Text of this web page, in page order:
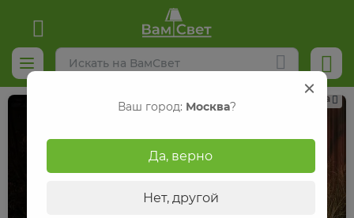
Реклама
Ваш город: Москва?
Да, верно
Нет, другой